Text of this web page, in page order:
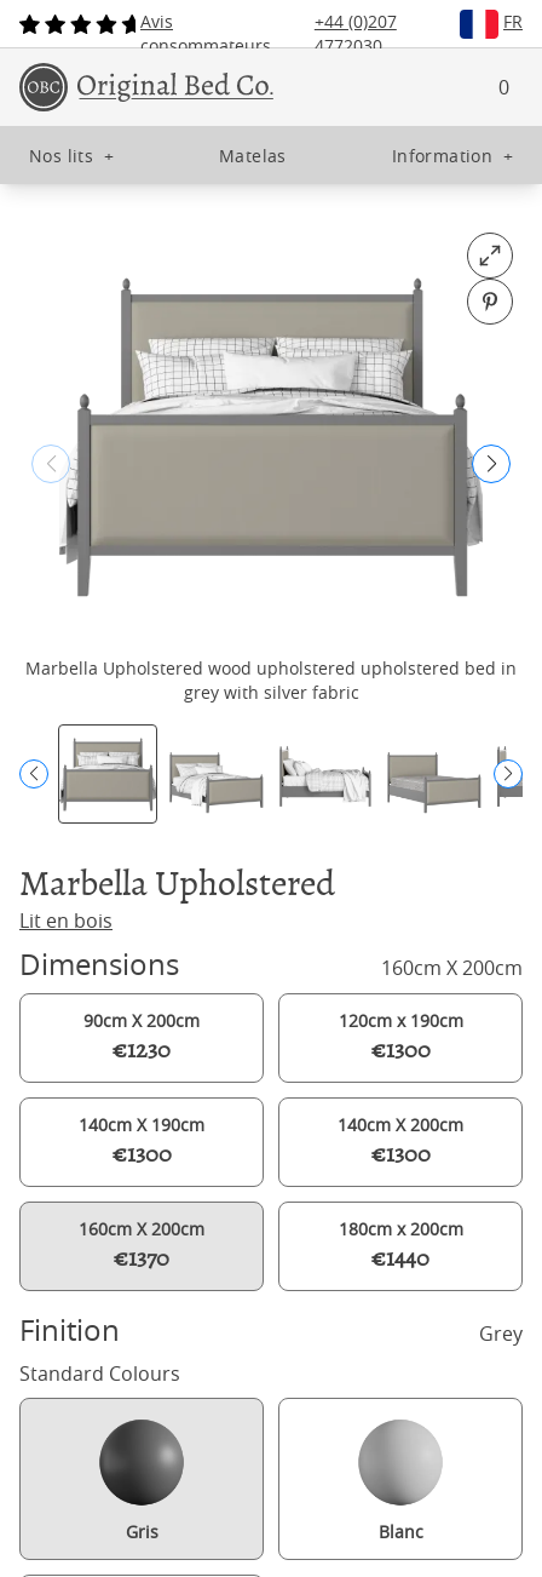
Avis
consommateurs
+44 (0)207
4772030
FR
0
Nos lits + Matelas Information +
Open
Pin
Marbella Upholstered wood upholstered upholstered bed in
grey with silver fabric
Marbella Upholstered
Lit en bois
Dimensions 160cm X 200cm
90cm X 200cm
€1230
120cm x 190cm
€1300
140cm X 190cm
€1300
140cm X 200cm
€1300
160cm X 200cm
€1370
180cm x 200cm
€1440
Finition
Grey
Standard Colours
Gris Blanc